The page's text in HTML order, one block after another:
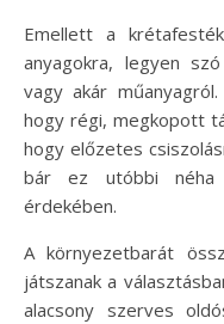
Emellett a
anyagokra, legyen
vagy akár
hogy régi, megkopott
hogy előzetes
bár ez utóbbi néha
érdekében.
A környezetbarát
játszanak a
alacsony szerves